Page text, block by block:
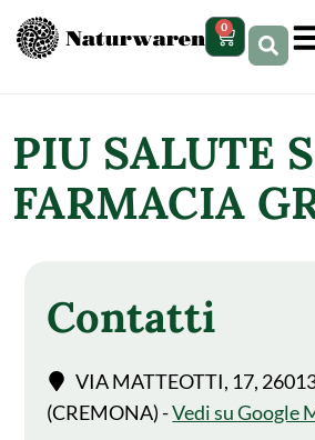
contenuto 0
PIU SALUTE
FARMACIA
Contatti
VIA MATTEOTTI, 17,
(CREMONA) -Vedi su Google